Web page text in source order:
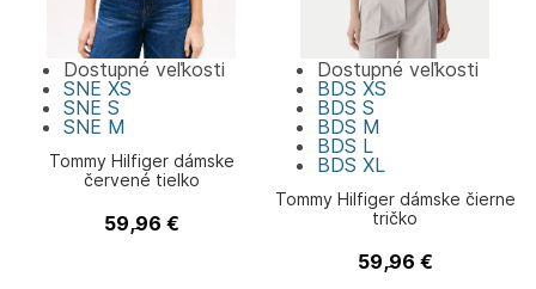
Tommy Hilfiger dámske
červené tielko
Tommy Hilfiger
59,96 €
Dostupné veľkosti
SNE XS
SNE S
SNE M
Tommy Hilfiger dámske čierne
tričko
Tommy Hilfiger
59,96 €
Dostupné veľkosti
BDS XS
BDS S
BDS M
BDS L
BDS XL